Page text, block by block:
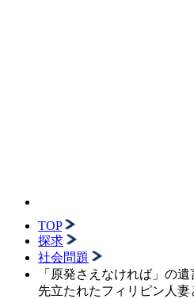
TOP
探求
社会問題
「原発さえなければ」の
先立たれたフィリピン人妻